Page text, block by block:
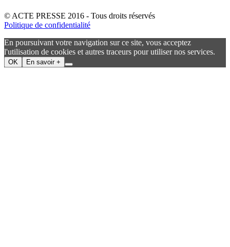
© ACTE PRESSE 2016 - Tous droits réservés
Politique de confidentialité
En poursuivant votre navigation sur ce site, vous acceptez
l'utilisation de cookies et autres traceurs pour utiliser nos services.
OK En savoir +